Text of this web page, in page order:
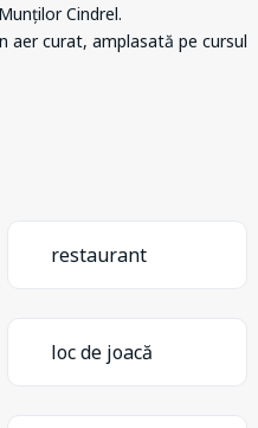
Cindrel.
aer curat, amplasată pe cursul
restaurant
loc de joacă